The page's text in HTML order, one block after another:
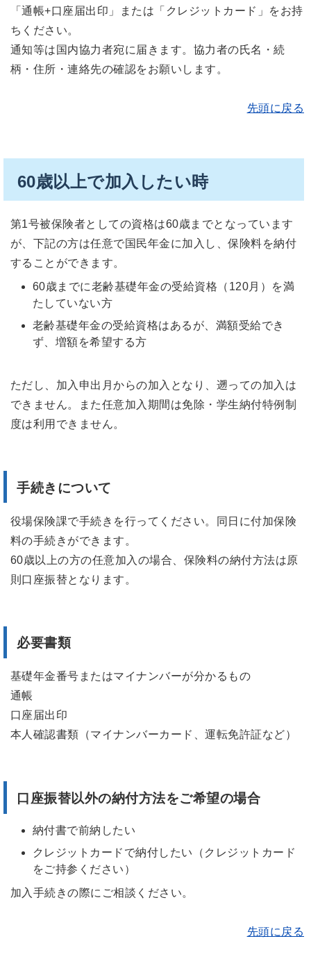
「通帳+口座届出印」または「クレジットカード」をお持
ちください。
通知等は国内協力者宛に届きます。協力者の氏名・続
柄・住所・連絡先の確認をお願いします。
先頭に戻る
60歳以上で加入したい時
第1号被保険者としての資格は60歳までとなっています
が、下記の方は任意で国民年金に加入し、保険料を納付
することができます。
60歳までに老齢基礎年金の受給資格（120月）を満
たしていない方
老齢基礎年金の受給資格はあるが、満額受給でき
ず、増額を希望する方
ただし、加入申出月からの加入となり、遡っての加入は
できません。また任意加入期間は免除・学生納付特例制
度は利用できません。
手続きについて
役場保険課で手続きを行ってください。同日に付加保険
料の手続きができます。
60歳以上の方の任意加入の場合、保険料の納付方法は原
則口座振替となります。
必要書類
基礎年金番号またはマイナンバーが分かるもの
通帳
口座届出印
本人確認書類（マイナンバーカード、運転免許証など）
口座振替以外の納付方法をご希望の場合
納付書で前納したい
クレジットカードで納付したい（クレジットカード
をご持参ください）
加入手続きの際にご相談ください。
先頭に戻る